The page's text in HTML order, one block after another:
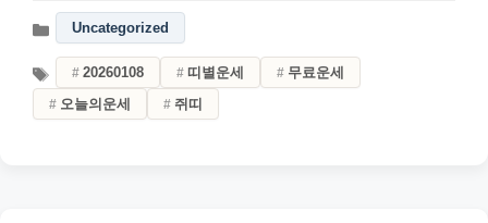
Uncategorized
20260108 띠별운세
무료운세
오늘의운세
쥐띠